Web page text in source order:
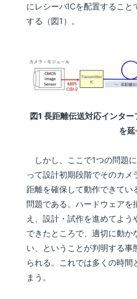
にレシーバICを配置すること
する（図1）。
図1 長距離伝送対応インタ
を
しかし、ここで1つの問題
って設計初期段階でそのカ
距離を確保して動作できてい
問題である。ハードウェアを
え、設計・試作を進めてよ
できたところで、適切に動か
い、ということが判明する
られる。これでは多くの時間
まう。